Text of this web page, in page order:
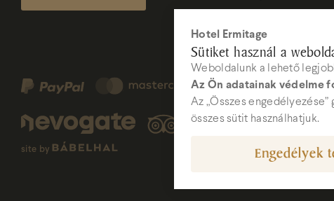
Hotel Ermitage
Sütiket használ a
Weboldalunk a lehető
Az Ön adatainak védelme
Az „Összes
összes sütit használhatjuk.
Engedélyek
site by